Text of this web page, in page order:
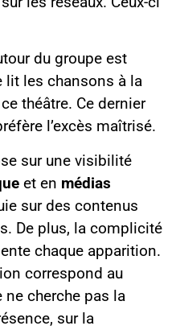
du groupe est
lit les chansons à la
théâtre. Ce dernier
l’excès maîtrisé.
sur une visibilité
et en médias
sur des contenus
De plus, la complicité
chaque apparition.
correspond au
cherche pas la
sur la